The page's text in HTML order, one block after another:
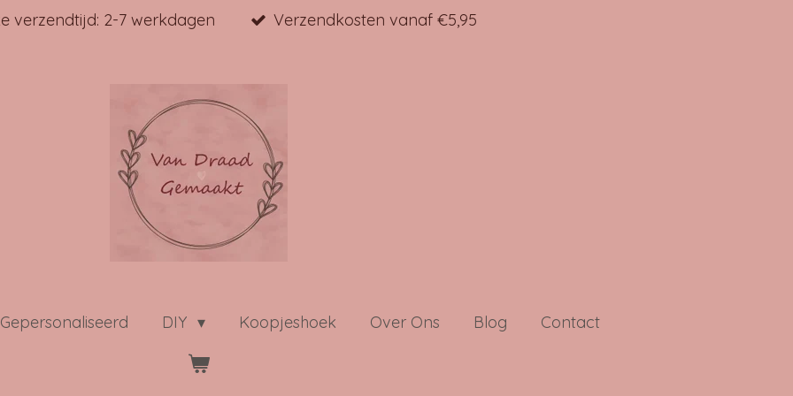
verzendtijd: 2-7 werkdagen Verzendkosten vanaf €5,95
Gepersonaliseerd DIY Koopjeshoek Over Ons Blog Contact